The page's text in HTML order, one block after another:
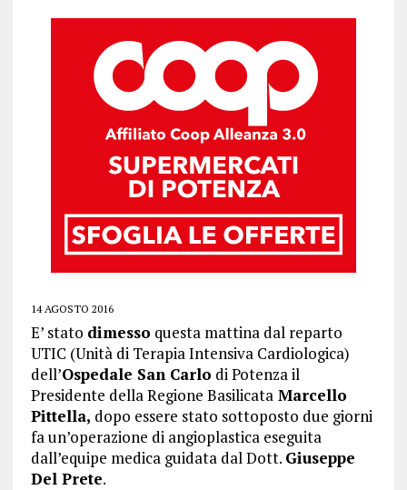
14 AGOSTO 2016
E’ stato dimesso questa mattina dal reparto
UTIC (Unità di Terapia Intensiva Cardiologica)
dell’Ospedale San Carlo di Potenza il
Presidente della Regione BasilicataMarcello
Pittella, dopo essere stato sottoposto due giorni
fa un’operazione di angioplastica eseguita
dall’equipe medica guidata dal Dott. Giuseppe
Del Prete.